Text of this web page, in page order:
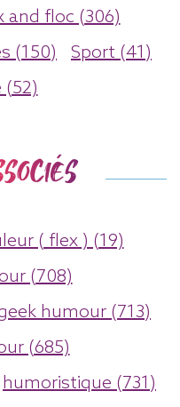
and floc (306)
(150)
Sport (41)
(52)
( flex ) (19)
(708)
humour (713)
(685)
humoristique (731)